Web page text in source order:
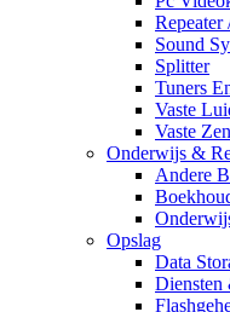
Repeater
Sound
Splitter
Tuners
Vaste
Vaste
Onderwijs &
Andere
Opslag
Data
Diensten